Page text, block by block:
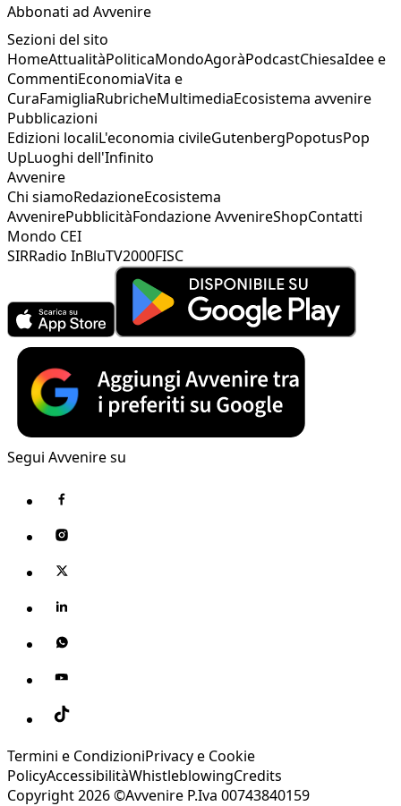
Abbonati ad Avvenire
Sezioni del sito
HomeAttualitàPoliticaMondoAgoràPodcastChiesaIdee e
CommentiEconomiaVita e
CuraFamigliaRubricheMultimediaEcosistema avvenire
Pubblicazioni
Edizioni localiL'economia civileGutenbergPopotusPop
UpLuoghi dell'Infinito
Avvenire
Chi siamoRedazioneEcosistema
AvvenirePubblicitàFondazione AvvenireShopContatti
Mondo CEI
SIRRadio InBluTV2000FISC
Segui Avvenire su
Termini e CondizioniPrivacy e Cookie
PolicyAccessibilitàWhistleblowingCredits
Copyright 2026 ©Avvenire P.Iva 00743840159